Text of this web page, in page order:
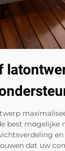
best mogelijke
dat uw